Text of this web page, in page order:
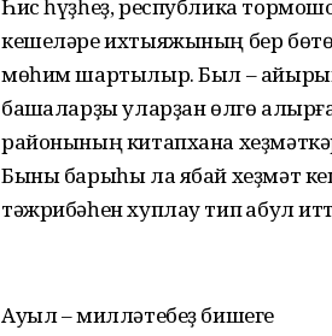
Һис һүҙһеҙ, республика
кешеләре ихтыяжының бер
мөһим шартылыр. Был –
башҡаларҙы уларҙан өлгө
районының китапхана
Быны барыһы ла ябай хеҙмәт
тәжрибәһен хуплау тип ҡабул
Ауыл – милләтебеҙ бишеге